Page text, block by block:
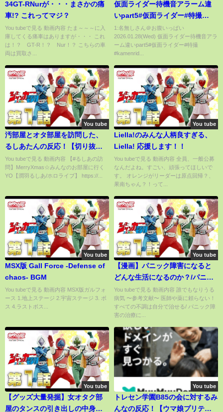
34GT-RNurが・・・まさかの痛
車!? これってマジ？
You tubeで見る 動画内容 たま～～～に入
庫してくる痛車はありますが・・・ これ
は！？ GT-R！？ Nur！？ こちらの車
両は買取さ...
仮面ライダー待機音アラーム違
いpart5#仮面ライダー#特撮
#kamenrider#shorts
1:名無しさん＠お腹いっぱい
2026.01.28(Wed) 仮面ライダー待機音アラ
ーム違いpart5#仮面ライダー#特撮
#kamenrid...
You tube
汚部屋とオタ部屋を訪問した、
るしあたんの反応！【切り抜
き】【潤羽るしあ/兎田ぺこら/ホ
ロライブ】
You tubeで見る 動画内容 【#るしあの訪
問】MerryXmas☆みんなのお部屋に行く
YO【潤羽るしあ/ホロライブ】 https://...
You tube
Liella!のみんな人柄良すぎる、
Liella! 応援します！！
You tubeで見る 動画内容 全員、一般公募
なんだよね。すごい、頑張ってほしいで
す。 オレンジがリーダーは原点回帰？、
果南ちゃん？！って...
You tube
MSX版 Gall Force -Defense of
chaos- BGM
You tubeで見る 動画内容 MSX版ガルフォ
ース 1.地上ステージ 2.宇宙ステージ 3. ボ
ス 4.ラストボス...
You tube
【漫画】パニック障害になると
どんな生活になるのか？/パニッ
ク症候群【マンガ動画】
You tubeで見る 動画内容 誰でもなりうる
病気 〜参考文献〜 医師や薬に頼らない！
すべての不調は自分で治せる/ パニック障
害の治療に...
You tube
【グッズ大量発掘】女オタク部
屋のタンスの引き出しの中身を
You tube
トレセン学園B85の会に対するみ
んなの反応！【ウマ娘プリティ